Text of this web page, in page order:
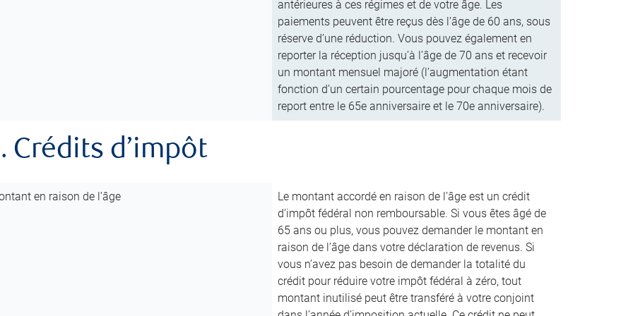
antérieures à ces régimes et de votre âge. Les
paiements peuvent être reçus dès l’âge de 60 ans, sous
réserve d’une réduction. Vous pouvez également en
reporter la réception jusqu’à l’âge de 70 ans et recevoir
un montant mensuel majoré (l’augmentation étant
fonction d’un certain pourcentage pour chaque mois de
report entre le 65e anniversaire et le 70e anniversaire).
Crédits d’impôt
en raison de l’âge
Le montant accordé en raison de l’âge est un crédit
d’impôt fédéral non remboursable. Si vous êtes âgé de
65 ans ou plus, vous pouvez demander le montant en
raison de l’âge dans votre déclaration de revenus. Si
vous n’avez pas besoin de demander la totalité du
crédit pour réduire votre impôt fédéral à zéro, tout
montant inutilisé peut être transféré à votre conjoint